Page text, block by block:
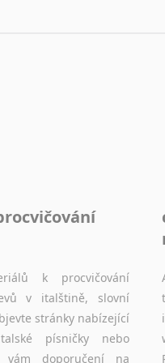
k procvičování
v italštině, slovní
stránky nabízející
písničky nebo
vám doporučení na